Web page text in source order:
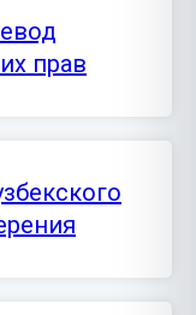
прав